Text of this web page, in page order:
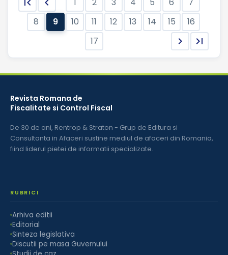
  1 2 3 4 5 6
7
8
9 10 11 12 13 14 15
16
17


Revista Romana de
Fiscalitate si Control Fiscal
De 30 de ani, Rentrop & Straton - Grup de Editura si
Consultanta in Afaceri sustine mediul de afaceri din Romania,
fiind liderul pietei de informatii specializate.
RUBRICI
Arhiva editii
Editorial
Sinteza legislativa
Discutii pe masa Guvernului